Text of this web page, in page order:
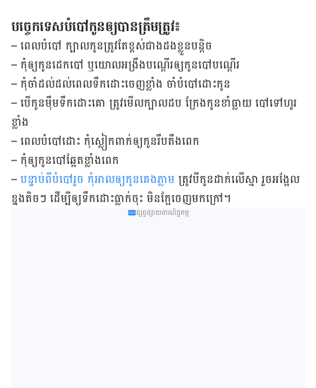
បច្ចេកទេស​បំបៅ​កូន​ឲ្យ​បាន​ត្រឹម​ត្រូវ៖
– ពេល​បំបៅ ក្បាល​កូន​ត្រូវ​តែ​ខ្ពស់​ជាង​ដង​ខ្លួន​បន្តិច
– កុំ​ឲ្យ​កូន​ដេក​បៅ ឬ​យោល​អង្រឹង​បណ្តើរ​ឲ្យ​កូន​បៅ​បណ្តើរ
– កុំ​ចាំ​ដល់​ដល់​ពេល​ទឹកដោះ​ចេញ​ខ្លាំង ចាំ​បំបៅ​ដោះ​កូន
– បើ​កូន​ម៉ឹម​ទឹក​ដោះ​គោ ត្រូវ​មើល​ក្បាល​ដប ក្រែង​កូន​ខាំ​ធ្លាយ បៅ​ទៅ​ហូរ​
ខ្លាំង
– ពេល​បំបៅ​ដោះ កុំ​ស្លៀកពាក់​ឲ្យ​កូន​​រឹប​តឹង​ពេក
– កុំ​ឲ្យ​កូន​បៅ​ឆ្អែត​ខ្លាំង​ពេក
–បន្ទាប់​ពី​បំបៅ​រួច កុំ​អាល​ឲ្យ​កូន​គេង​ភ្លាម ត្រូវ​បី​កូន​ដាក់​លើ​ស្មា រួច​អង្អែល​
ខ្នង​តិចៗ ដើម្បី​ឲ្យ​ទឹកដោះ​ធ្លាក់​ចុះ មិន​ក្អែ​ចេញ​មក​ក្រៅ។
ផ្សព្វផ្សាយពាណិជ្ជកម្ម